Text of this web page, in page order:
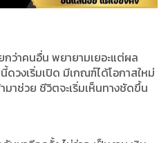
กว่าคนอื่น พยายามเยอะแต่ผล
วงเริ่มเปิด มีเกณฑ์ได้โอกาสใหม่
มาช่วย ชีวิตจะเริ่มเห็นทางชัดขึ้น